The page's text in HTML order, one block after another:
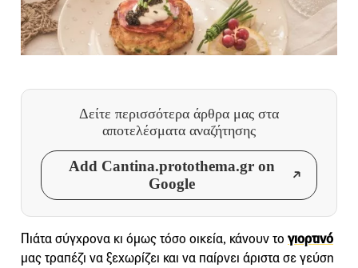
Δείτε περισσότερα άρθρα μας στα
αποτελέσματα αναζήτησης
Add Cantina.protothema.gr on
Google
Πιάτα σύγχρονα κι όμως τόσο οικεία, κάνουν το γιορτινό
μας τραπέζι να ξεχωρίζει και να παίρνει άριστα σε γεύση